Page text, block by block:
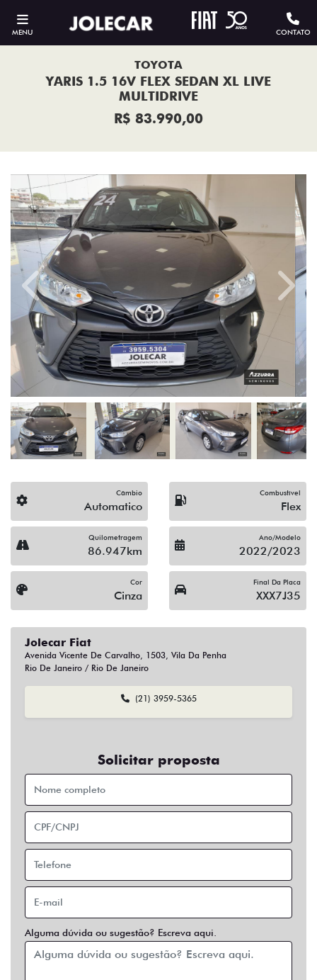
MENU CONTATO
TOYOTA
YARIS 1.5 16V FLEX SEDAN XL LIVE
MULTIDRIVE
R$ 83.990,00
Previous Next
Câmbio
Automatico
Combustível
Flex
Quilometragem
86.947km
Ano/Modelo
2022/2023
Cor
Cinza
Final Da Placa
XXX7J35
Jolecar Fiat
Avenida Vicente De Carvalho, 1503, Vila Da Penha
Rio De Janeiro / Rio De Janeiro
(21) 3959-5365
Solicitar proposta
Alguma dúvida ou sugestão? Escreva aqui.